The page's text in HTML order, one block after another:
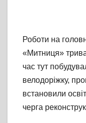
Роботи на
«Митниця»
час тут
велодоріжку,
встановили
черга